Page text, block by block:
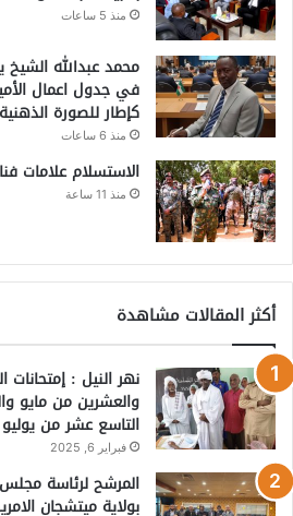
منذ 5 ساعات
محمد عبدالله
في جدول اعمال
كإطار للصورة
منذ 6 ساعات
الاستسلام علامات
منذ 11 ساعة
أكثر المقالات مشاهدة
نهر النيل : إمتحانات
والعشرين من مايو
التاسع عشر من
فبراير 6, 2025
المرشح لرئاسة مجلس
بولاية ميتشجان